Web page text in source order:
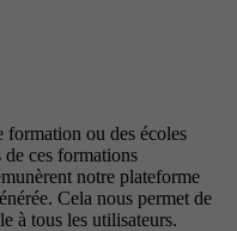
formation ou des écoles
ces formations
notre plateforme
Cela nous permet de
à tous les utilisateurs.